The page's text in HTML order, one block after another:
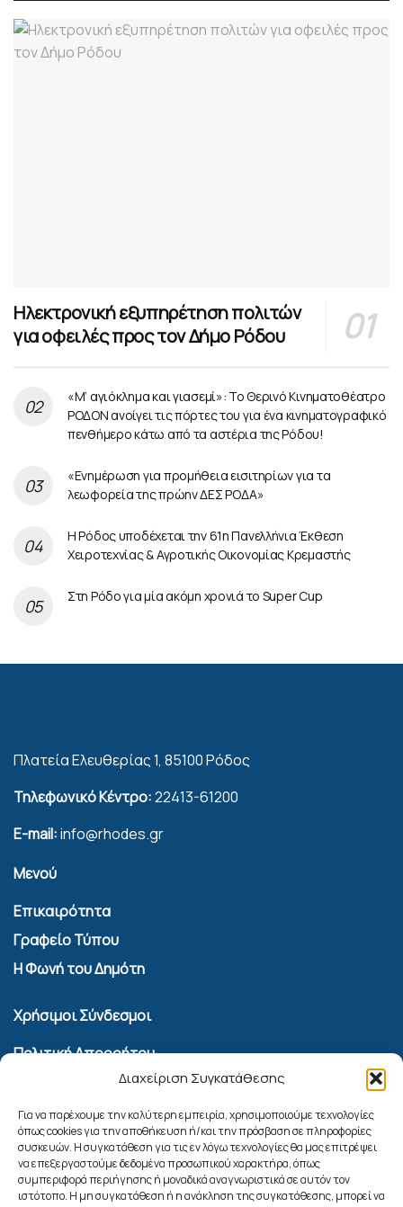
Διαχείριση Συγκατάθεσης
Για να παρέχουμε την καλύτερη εμπειρία, χρησιμοποιούμε τεχνολογίες
όπως cookies για την αποθήκευση ή/και την πρόσβαση σε πληροφορίες
συσκευών. Η συγκατάθεση για τις εν λόγω τεχνολογίες θα μας επιτρέψει
να επεξεργαστούμε δεδομένα προσωπικού χαρακτήρα, όπως
συμπεριφορά περιήγησης ή μοναδικά αναγνωριστικά σε αυτόν τον
ιστότοπο. Η μη συγκατάθεση ή η ανάκληση της συγκατάθεσης, μπορεί να
Ηλεκτρονική εξυπηρέτηση πολιτών
για οφειλές προς τον Δήμο Ρόδου
«Μ’ αγιόκλημα και γιασεμί»: Το Θερινό Κινηματοθέατρο
ΡΟΔΟΝ ανοίγει τις πόρτες του για ένα κινηματογραφικό
πενθήμερο κάτω από τα αστέρια της Ρόδου!
«Ενημέρωση για προμήθεια εισιτηρίων για τα
λεωφορεία της πρώην ΔΕΣ ΡΟΔΑ»
Η Ρόδος υποδέχεται την 61η Πανελλήνια Έκθεση
Χειροτεχνίας & Αγροτικής Οικονομίας Κρεμαστής
Στη Ρόδο για μία ακόμη χρονιά το Super Cup
Πλατεία Ελευθερίας 1, 85100 Ρόδος
Τηλεφωνικό Κέντρο:22413-61200
E-mail:info@rhodes.gr
Μενού
Επικαιρότητα
Γραφείο Τύπου
Η Φωνή του Δημότη
Χρήσιμοι Σύνδεσμοι
Πολιτική Απορρήτου
Όροι Χρήσης Υπηρεσίας Επικοινωνίας
Πολιτική Cookies (ΕΕ)
Αναζήτηση